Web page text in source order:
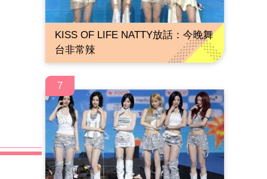
KISS OF LIFE NATTY放話：今晚舞
台非常辣
7